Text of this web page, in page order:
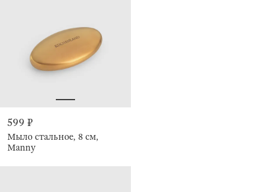
599 ₽
Мыло стальное, 8 см,
Manny